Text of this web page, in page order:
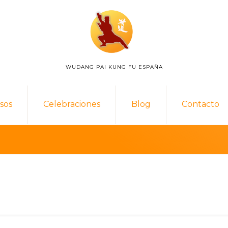
WUDANGWUDANG PAI KUNG FU ESPAÑA
Celebraciones Blog Contacto